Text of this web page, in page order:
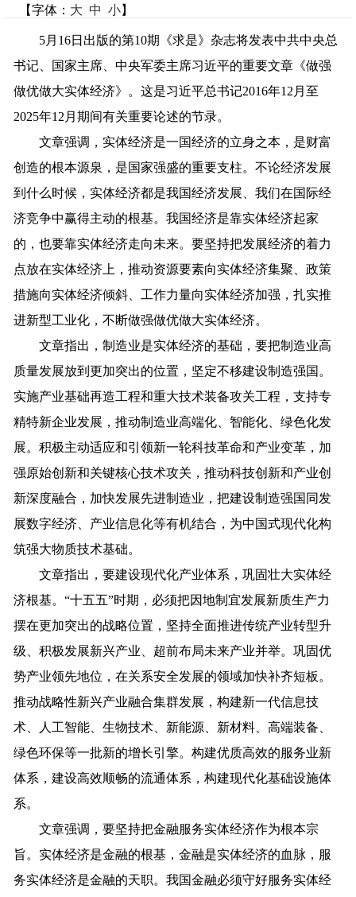
【字体： 大 中 小】
5月16日出版的第10期《求是》杂志将发表中共中央总
书记、国家主席、中央军委主席习近平的重要文章《做强
做优做大实体经济》。这是习近平总书记2016年12月至
2025年12月期间有关重要论述的节录。
文章强调，实体经济是一国经济的立身之本，是财富
创造的根本源泉，是国家强盛的重要支柱。不论经济发展
到什么时候，实体经济都是我国经济发展、我们在国际经
济竞争中赢得主动的根基。我国经济是靠实体经济起家
的，也要靠实体经济走向未来。要坚持把发展经济的着力
点放在实体经济上，推动资源要素向实体经济集聚、政策
措施向实体经济倾斜、工作力量向实体经济加强，扎实推
进新型工业化，不断做强做优做大实体经济。
文章指出，制造业是实体经济的基础，要把制造业高
质量发展放到更加突出的位置，坚定不移建设制造强国。
实施产业基础再造工程和重大技术装备攻关工程，支持专
精特新企业发展，推动制造业高端化、智能化、绿色化发
展。积极主动适应和引领新一轮科技革命和产业变革，加
强原始创新和关键核心技术攻关，推动科技创新和产业创
新深度融合，加快发展先进制造业，把建设制造强国同发
展数字经济、产业信息化等有机结合，为中国式现代化构
筑强大物质技术基础。
文章指出，要建设现代化产业体系，巩固壮大实体经
济根基。“十五五”时期，必须把因地制宜发展新质生产力
摆在更加突出的战略位置，坚持全面推进传统产业转型升
级、积极发展新兴产业、超前布局未来产业并举。巩固优
势产业领先地位，在关系安全发展的领域加快补齐短板。
推动战略性新兴产业融合集群发展，构建新一代信息技
术、人工智能、生物技术、新能源、新材料、高端装备、
绿色环保等一批新的增长引擎。构建优质高效的服务业新
体系，建设高效顺畅的流通体系，构建现代化基础设施体
系。
文章强调，要坚持把金融服务实体经济作为根本宗
旨。实体经济是金融的根基，金融是实体经济的血脉，服
务实体经济是金融的天职。我国金融必须守好服务实体经